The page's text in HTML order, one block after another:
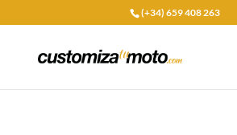
(+34) 659 408 263